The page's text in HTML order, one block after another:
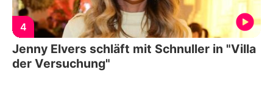
4
Jenny Elvers schläft mit Schnuller in "Villa
der Versuchung"